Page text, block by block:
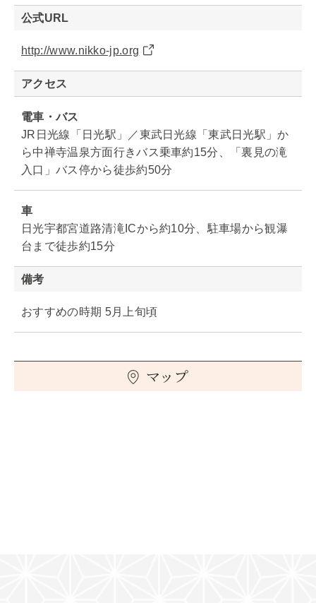
公式URL
http://www.nikko-jp.org
アクセス
電車・バス
JR日光線「日光駅」／東武日光線「東武日光駅」か
ら中禅寺温泉方面行きバス乗車約15分、「裏見の滝
入口」バス停から徒歩約50分
車
日光宇都宮道路清滝ICから約10分、駐車場から観瀑
台まで徒歩約15分
備考
おすすめの時期 5月上旬頃
マップ